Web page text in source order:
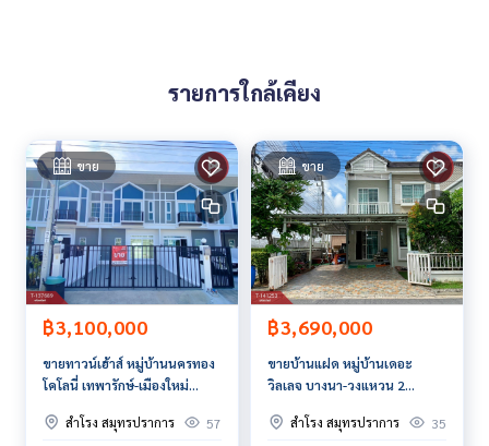
บอส (รหัสตัวแทน 1034-1)
Callcenter :02-047-4282
สนใจดูทรัพย์อื่นๆ เพิ่มเติม มากกว่า 3,000 รายการ
www.tb.co.th
The Best Property Agent CO,.LTD. ผู้นำด้านธุรกิจนายหน้า ตัวแ
ทนอสังหาริมทรัพย์ครบวงจร ด้วยความเป็นมืออาชีพ ใช้เทคโนโล
ยี และ นวัตกรรมที่สร้างสรรค์ เพื่อส่งมอบบริการที่ดีที่สุดเพื่อคุณ ใ
รายการใกล้เคียง
ขาย
฿3,100,000
ขายทาวน์เฮ้าส์ หมู่บ้านนครทอง
โคโลนี่ เทพารักษ์-เมืองใหม่
สำโรง สมุทรปราการ
57
ขาย
฿3,690,000
ขายบ้านแฝด หมู่บ้านเดอะ
วิลเลจ บางนา-วงแหวน 2
สำโรง สมุทรปราการ
35